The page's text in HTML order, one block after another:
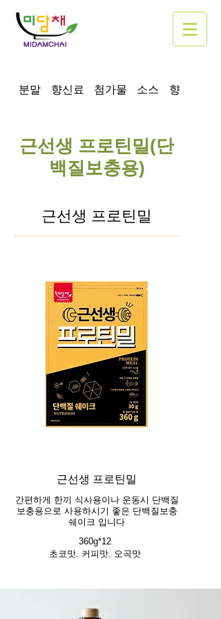
분말 향신료 첨가물 소스 향미유
근선생 프로틴밀(단
백질보충용)
근선생 프로틴밀
근선생 프로틴밀
간편하게 한끼 식사용이나 운동시 단백질
보충용으로 사용하시기 좋은 단백질보충
쉐이크 입니다
360g*12
초코맛. 커피맛. 오곡맛